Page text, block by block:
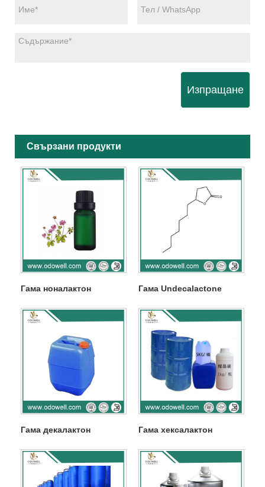
Изпращане
Свързани продукти
Гама ноналактон Гама Undecalactone
Гама декалактон Гама хексалактон